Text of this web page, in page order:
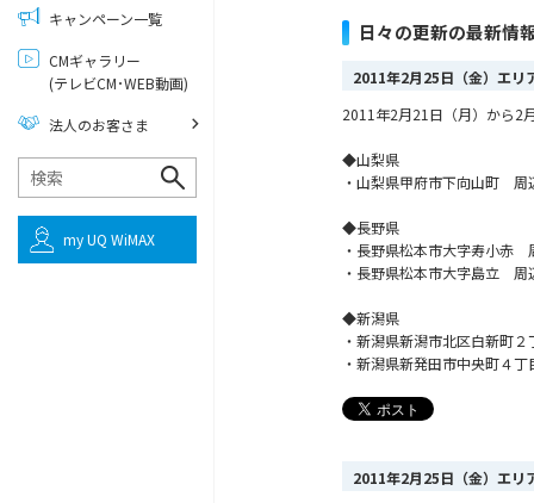
日々の更新の最新情
2011年2月25日（金）エリ
2011年2月21日（月）から2
◆山梨県
・山梨県甲府市下向山町 周
◆長野県
・長野県松本市大字寿小赤
・長野県松本市大字島立 周
◆新潟県
・新潟県新潟市北区白新町
・新潟県新発田市中央町４
2011年2月25日（金）エリ
キャンペーン一覧
CMギャラリー
(テレビCM･WEB動画)
法人のお客さま
my UQ WiMAX